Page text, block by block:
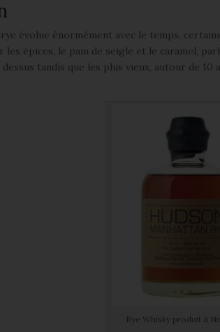
évolue énormément avec le temps,
les épices, le pain de seigle et le caramel,
tandis que les plus vieux, autour de
Rye Whisky produit à